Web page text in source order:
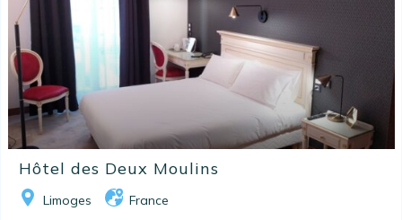
Hôtel des Deux Moulins
Limoges France